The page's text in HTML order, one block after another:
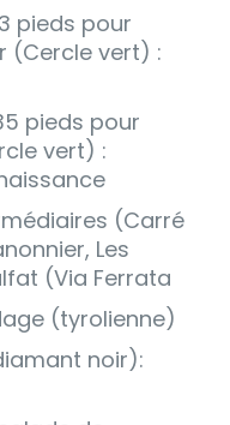
pieds pour
(Cercle vert) :
pieds pour
vert) :
(Carré
Les
(Via Ferrata
(tyrolienne)
noir):